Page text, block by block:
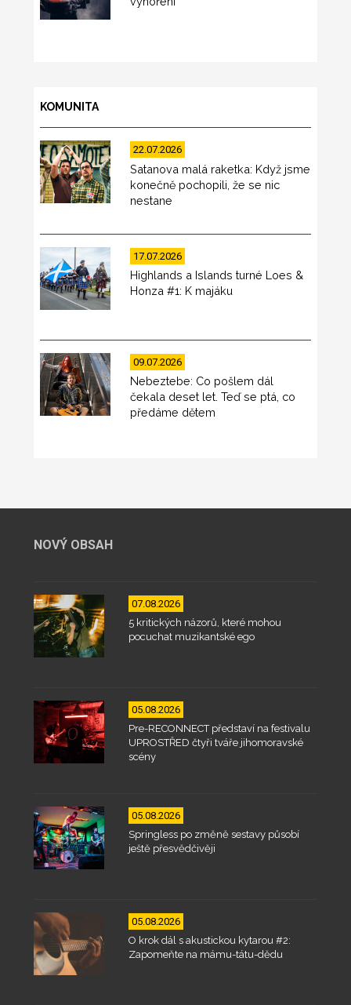
KOMUNITA
22.07.2026
Satanova malá raketka: Když jsme
konečně pochopili, že se nic
nestane
17.07.2026
Highlands a Islands turné Loes &
Honza #1: K majáku
09.07.2026
Nebeztebe: Co pošlem dál
čekala deset let. Teď se ptá, co
předáme dětem
NOVÝ OBSAH
07.08.2026
5 kritických názorů, které mohou
pocuchat muzikantské ego
05.08.2026
Pre-RECONNECT představí na festivalu
UPROSTŘED čtyři tváře jihomoravské
scény
05.08.2026
Springless po změně sestavy působí
ještě přesvědčivěji
05.08.2026
O krok dál s akustickou kytarou #2:
Zapomeňte na mámu-tátu-dědu